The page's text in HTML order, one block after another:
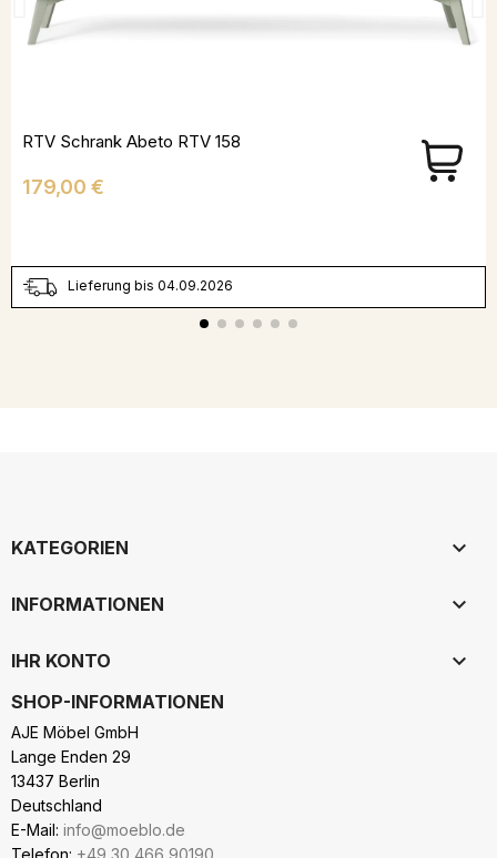
RTV Schrank Abeto RTV 158
Preis
179,00 €
Lieferung bis 04.09.2026
KATEGORIEN 
INFORMATIONEN 
IHR KONTO 
SHOP-INFORMATIONEN
AJE Möbel GmbH
Lange Enden 29
13437 Berlin
Deutschland
E-Mail: info@moeblo.de